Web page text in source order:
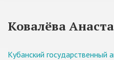
Ковалёва
Кубанский государственный